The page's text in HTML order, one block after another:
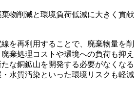
物削減と環境負荷低減に大きく貢献
を再利用することで、廃棄物量を削
棄処理コストや環境への負荷も抑え
な銅鉱山を開発する必要がなくなる
水質汚染といった環境リスクも軽減